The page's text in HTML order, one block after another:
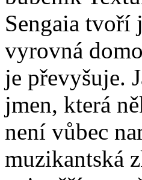
Sengaia tvoří
vyrovná
je převyšuje.
jmen, která
není vůbec
muzikantská